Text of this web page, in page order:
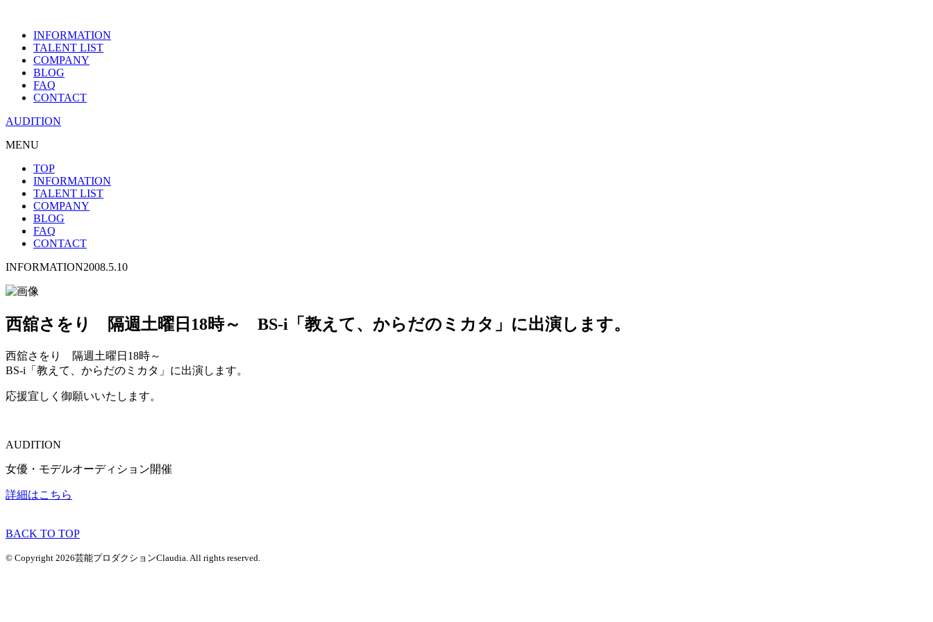
INFORMATION
TALENT LIST
COMPANY
BLOG
FAQ
CONTACT
AUDITION
MENU
TOP
INFORMATION
TALENT LIST
COMPANY
BLOG
FAQ
CONTACT
INFORMATION2008.5.10
西舘さをり 隔週土曜日18時～ BS-i「教えて、からだのミカタ」に出演します。
西舘さをり 隔週土曜日18時～
BS-i「教えて、からだのミカタ」に出演します。
応援宜しく御願いいたします。
AUDITION
女優・モデルオーディション開催
詳細はこちら
BACK TO TOP
© Copyright 2026芸能プロダクションClaudia. All rights reserved.